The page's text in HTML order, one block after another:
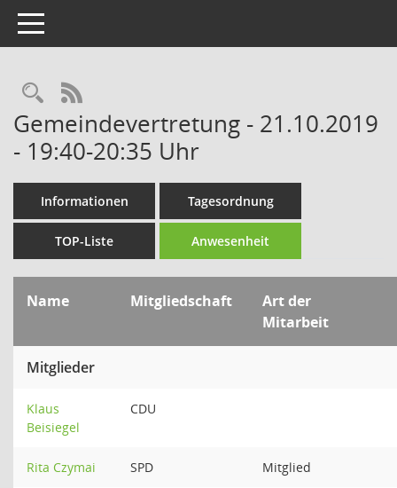
Toggle navigation
Rechercheauswahl
RSS-Feed
Gemeindevertretung - 21.10.2019
- 19:40-20:35 Uhr
Informationen Tagesordnung
TOP-Liste Anwesenheit
Name Mitgliedschaft
Art der
Mitarbeit
Mitglieder
Klaus
Beisiegel
CDU
Rita Czymai SPD Mitglied